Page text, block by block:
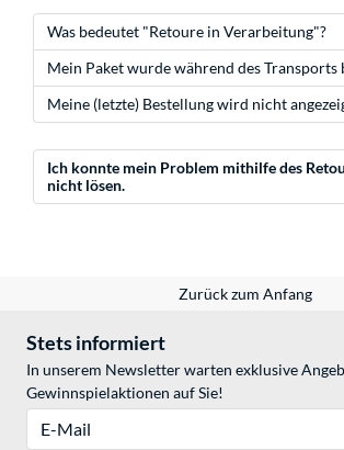
Was bedeutet "Retoure in Verarbeitung"?
Mein Paket wurde während des Transports
Meine (letzte) Bestellung wird nicht
Ich konnte mein Problem mithilfe des
nicht lösen.
Zurück zum Anfang
Stets informiert
In unserem Newsletter warten exklusive
Gewinnspielaktionen auf Sie!